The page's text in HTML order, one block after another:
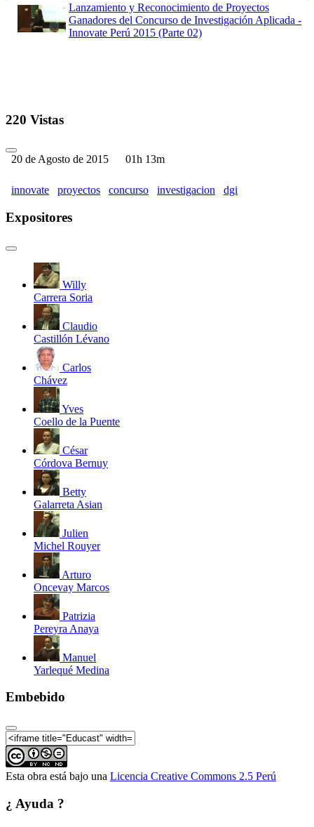
Lanzamiento y Reconocimiento de Proyectos
Ganadores del Concurso de Investigación Aplicada -
Innovate Perú 2015 (Parte 02)
220 Vistas
20 de Agosto de 2015 01h 13m
innovate proyectos concurso investigacion dgi
Expositores
Willy
Carrera Soria
Claudio
Castillón Lévano
Carlos
Chávez
Yves
Coello de la Puente
César
Córdova Bernuy
Betty
Galarreta Asian
Julien
Michel Rouyer
Arturo
Oncevay Marcos
Patrizia
Pereyra Anaya
Manuel
Yarlequé Medina
Embebido
Esta obra está bajo una Licencia Creative Commons 2.5 Perú
¿ Ayuda ?